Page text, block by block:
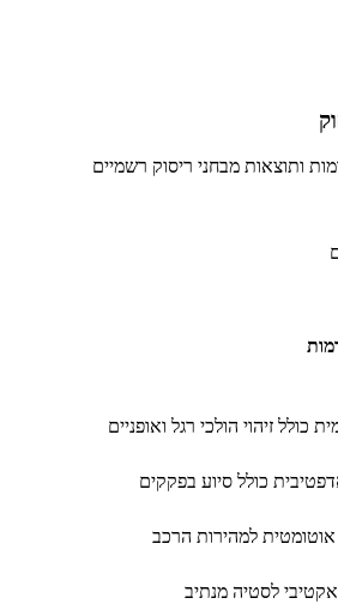
ותוצאות מבחני ריסוק רשמיים